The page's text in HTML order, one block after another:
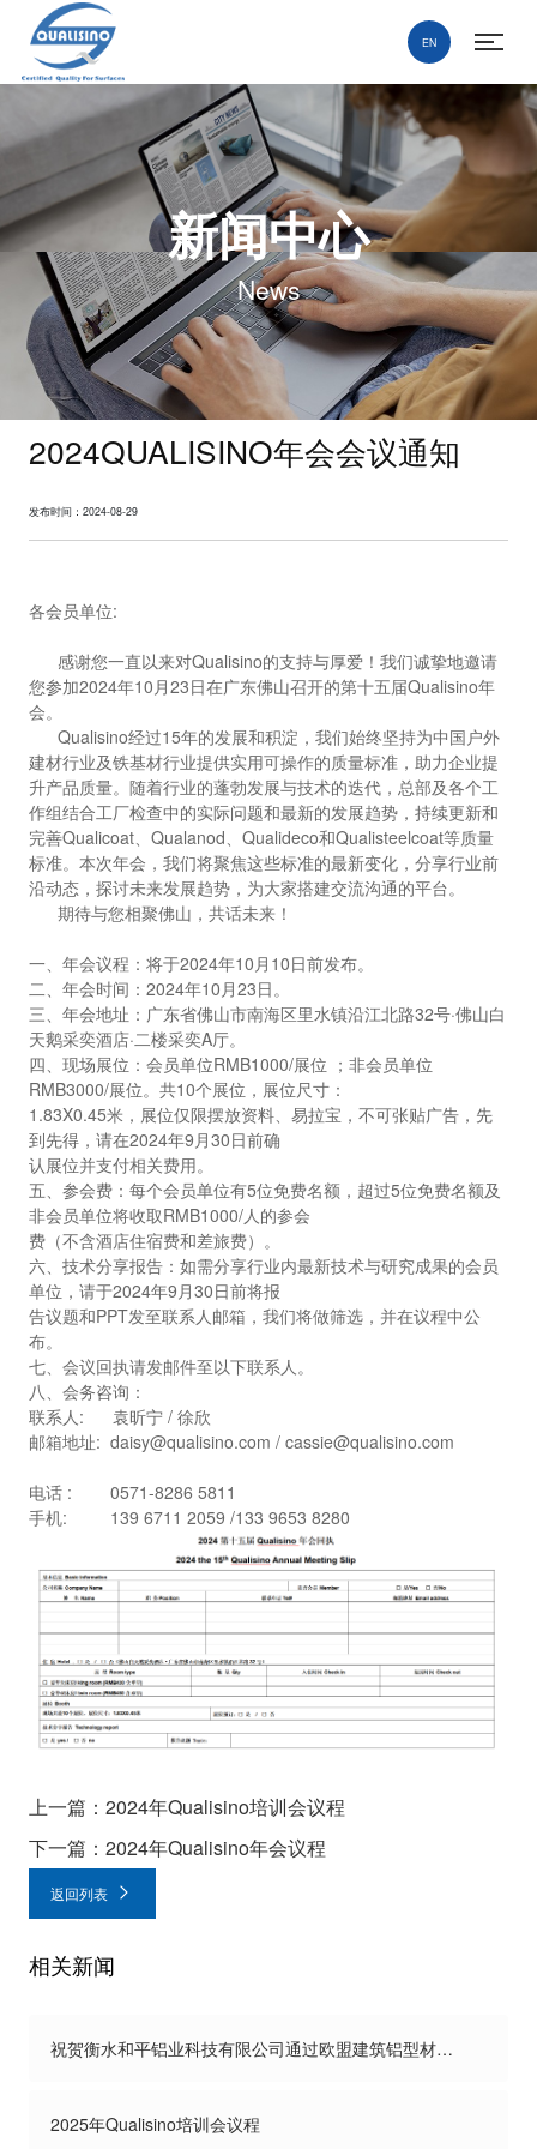
EN
新闻中心
News
2024QUALISINO年会会议通知
发布时间：2024-08-29
各会员单位:
感谢您一直以来对Qualisino的支持与厚爱！我们诚挚地邀请
您参加2024年10月23日在广东佛山召开的第十五届Qualisino年
会。
Qualisino经过15年的发展和积淀，我们始终坚持为中国户外
建材行业及铁基材行业提供实用可操作的质量标准，助力企业提
升产品质量。随着行业的蓬勃发展与技术的迭代，总部及各个工
作组结合工厂检查中的实际问题和最新的发展趋势，持续更新和
完善Qualicoat、Qualanod、Qualideco和Qualisteelcoat等质量
标准。本次年会，我们将聚焦这些标准的最新变化，分享行业前
沿动态，探讨未来发展趋势，为大家搭建交流沟通的平台。
期待与您相聚佛山，共话未来！
一、年会议程：将于2024年10月10日前发布。
二、年会时间：2024年10月23日。
三、年会地址：广东省佛山市南海区里水镇沿江北路32号·佛山白
天鹅采奕酒店·二楼采奕A厅。
四、现场展位：会员单位RMB1000/展位 ；非会员单位
RMB3000/展位。共10个展位，展位尺寸：
1.83X0.45米，展位仅限摆放资料、易拉宝，不可张贴广告，先
到先得，请在2024年9月30日前确
认展位并支付相关费用。
五、参会费：每个会员单位有5位免费名额，超过5位免费名额及
非会员单位将收取RMB1000/人的参会
费（不含酒店住宿费和差旅费）。
六、技术分享报告：如需分享行业内最新技术与研究成果的会员
单位，请于2024年9月30日前将报
告议题和PPT发至联系人邮箱，我们将做筛选，并在议程中公
布。
七、会议回执请发邮件至以下联系人。
八、会务咨询：
联系人: 袁昕宁 / 徐欣
邮箱地址: daisy@qualisino.com / cassie@qualisino.com
电话 : 0571-8286 5811
手机: 139 6711 2059 /133 9653 8280
上一篇：2024年Qualisino培训会议程
下一篇：2024年Qualisino年会议程
返回列表
相关新闻
祝贺衡水和平铝业科技有限公司通过欧盟建筑铝型材粉末喷涂标准QUALICOAT认证
2025年Qualisino培训会议程